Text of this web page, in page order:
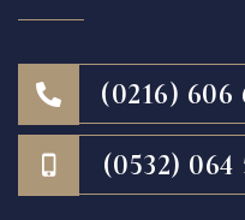
(0216) 606
(0532) 064